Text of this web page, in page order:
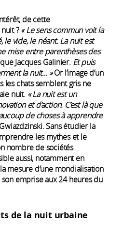
de cette
?« Le sens commun voit la
le vide, le néant. La nuit est
mise entre parenthèses des
Jacques Galinier. Et puis
la nuit… »Or l’image d’un
les chats semblent gris ne
nuit. « La nuit est un
et d’action. C’est là que
de choses à apprendre
Sans étudier la
les mythes et le
nombre de sociétés
aussi, notamment en
mesure d’une mondialisation
emprise aux 24 heures du
de la nuit urbaine